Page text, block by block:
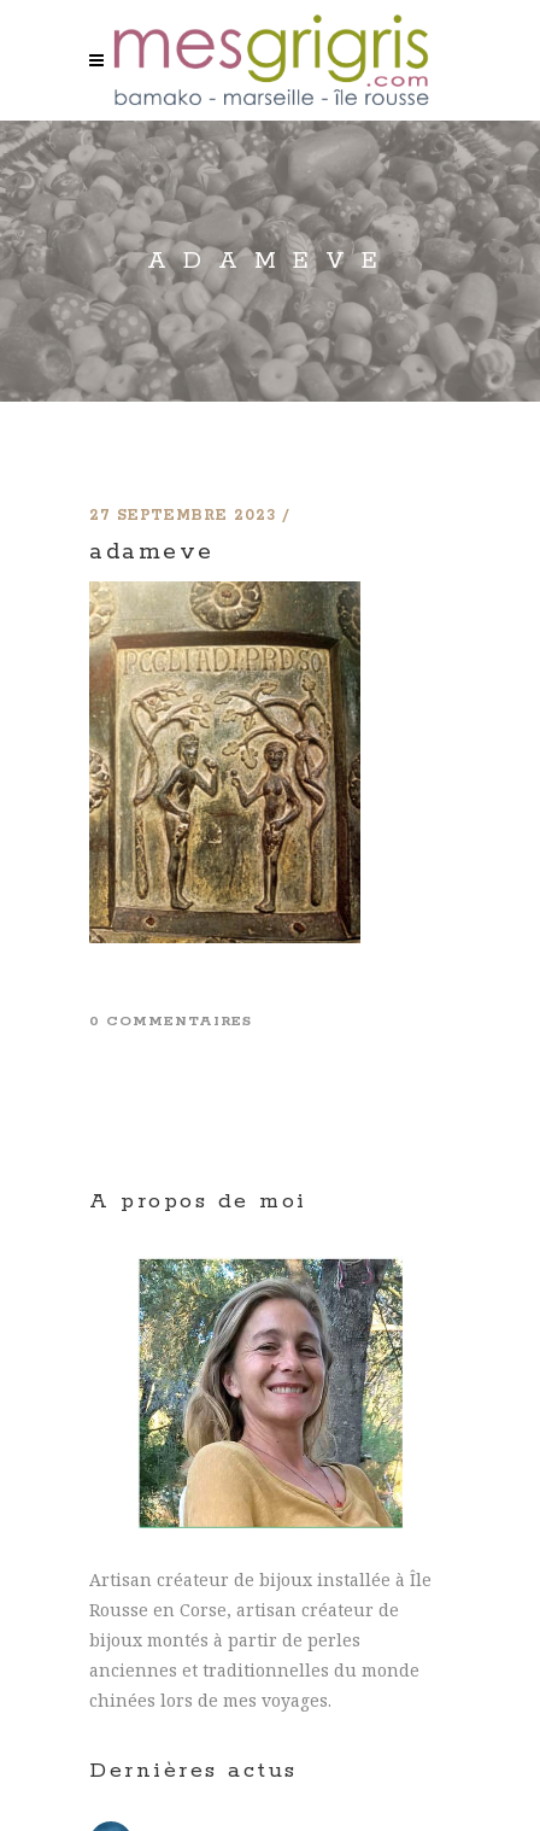
ADAMEVE
27 SEPTEMBRE 2023
adameve
0 COMMENTAIRES
A propos de moi
Artisan créateur de bijoux installée à Île
Rousse en Corse, artisan créateur de
bijoux montés à partir de perles
anciennes et traditionnelles du monde
chinées lors de mes voyages.
Dernières actus